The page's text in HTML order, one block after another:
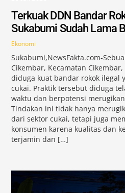
Terkuak DDN Bandar
Sukabumi Sudah Lama
Ekonomi
Sukabumi,NewsFakta.com-
Cikembar, Kecamatan
diduga kuat bandar rokok ilegal
cukai. Praktik tersebut diduga
waktu dan berpotensi
Tindakan ini tidak hanya
dari sektor cukai, tetapi juga
konsumen karena kualitas dan
terjamin dan […]